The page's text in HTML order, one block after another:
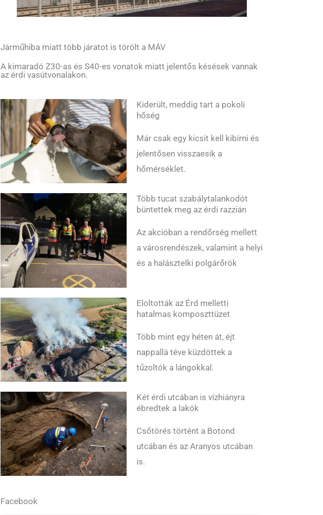
Járműhiba miatt több járatot is törölt a MÁV
A kimaradó Z30-as és S40-es vonatok miatt jelentős késések vannak
az érdi vasútvonalakon.
Kiderült, meddig tart a pokoli
hőség
Már csak egy kicsit kell kibírni és
jelentősen visszaesik a
hőmérséklet.
Több tucat szabálytalankodót
büntettek meg az érdi razzián
Az akcióban a rendőrség mellett
a városrendészek, valamint a helyi
és a halásztelki polgárőrök
Eloltották az Érd melletti
hatalmas komposzttüzet
Több mint egy héten át, éjt
nappallá téve küzdöttek a
tűzoltók a lángokkal.
Két érdi utcában is vízhiányra
ébredtek a lakók
Csőtörés történt a Botond
utcában és az Aranyos utcában
is.
Facebook